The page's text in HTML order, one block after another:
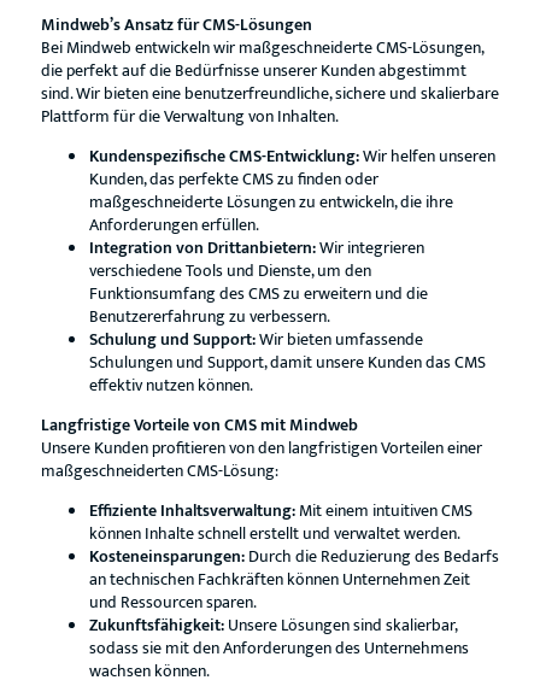
Mindweb’s Ansatz für CMS-Lösungen
Bei Mindweb entwickeln wir maßgeschneiderte CMS-Lösungen,
die perfekt auf die Bedürfnisse unserer Kunden abgestimmt
sind. Wir bieten eine benutzerfreundliche, sichere und skalierbare
Plattform für die Verwaltung von Inhalten.
Kundenspezifische CMS-Entwicklung:Wir helfen unseren
Kunden, das perfekte CMS zu finden oder
maßgeschneiderte Lösungen zu entwickeln, die ihre
Anforderungen erfüllen.
Integration von Drittanbietern:Wir integrieren
verschiedene Tools und Dienste, um den
Funktionsumfang des CMS zu erweitern und die
Benutzererfahrung zu verbessern.
Schulung und Support:Wir bieten umfassende
Schulungen und Support, damit unsere Kunden das CMS
effektiv nutzen können.
Langfristige Vorteile von CMS mit Mindweb
Unsere Kunden profitieren von den langfristigen Vorteilen einer
maßgeschneiderten CMS-Lösung:
Effiziente Inhaltsverwaltung:Mit einem intuitiven CMS
können Inhalte schnell erstellt und verwaltet werden.
Kosteneinsparungen:Durch die Reduzierung des Bedarfs
an technischen Fachkräften können Unternehmen Zeit
und Ressourcen sparen.
Zukunftsfähigkeit:Unsere Lösungen sind skalierbar,
sodass sie mit den Anforderungen des Unternehmens
wachsen können.